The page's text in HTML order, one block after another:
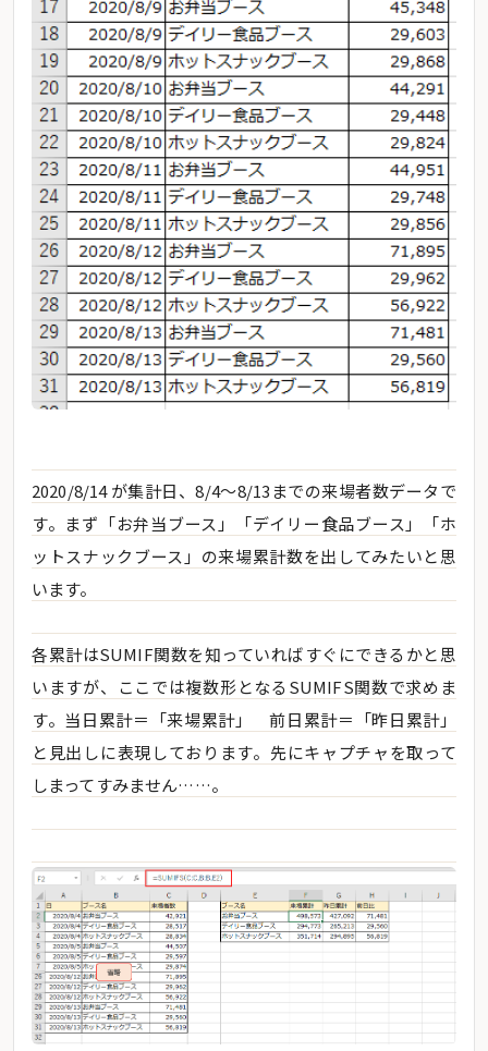
2020/8/14 が集計日、8/4～8/13までの来場者数データで
す。まず「お弁当ブース」「デイリー食品ブース」「ホ
ットスナックブース」の来場累計数を出してみたいと思
います。
各累計はSUMIF関数を知っていればすぐにできるかと思
いますが、ここでは複数形となるSUMIFS関数で求めま
す。当日累計＝「来場累計」 前日累計＝「昨日累計」
と見出しに表現しております。先にキャプチャを取って
しまってすみません……。